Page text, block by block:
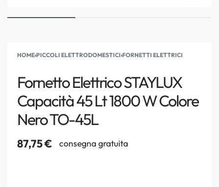
HOME›PICCOLI ELETTRODOMESTICI›FORNETTI ELETTRICI
Fornetto Elettrico STAYLUX
Capacità 45 Lt 1800 W Colore
Nero TO-45L
87,75€ consegna gratuita